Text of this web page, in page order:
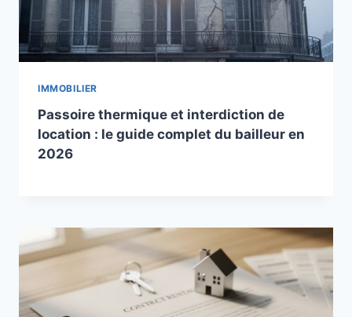
IMMOBILIER
Passoire thermique et interdiction de
location : le guide complet du bailleur en
2026